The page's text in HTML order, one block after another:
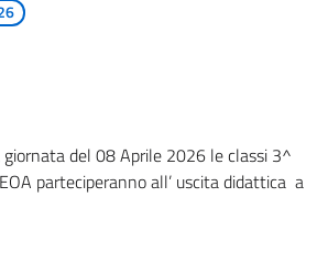
del 08 Aprile 2026 le classi 3^
parteciperanno all’ uscita didattica a